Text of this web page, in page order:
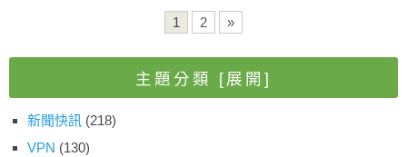
1 2 »
主題分類 [展開]
新聞快訊 (218)
VPN (130)